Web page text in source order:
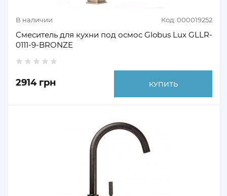
В наличии Код: 000019252
Смеситель для кухни под осмос Globus Lux GLLR-
0111-9-BRONZE
2914 грн КУПИТЬ